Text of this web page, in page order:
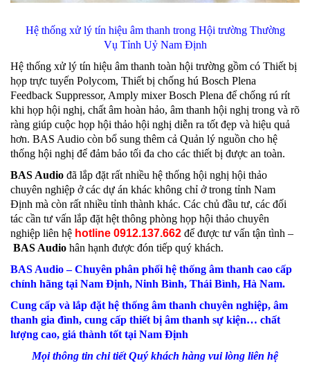
Hệ thống xử lý tín hiệu âm thanh trong Hội trường Thường
Vụ Tỉnh Uỷ Nam Định
Hệ thống xử lý tín hiệu âm thanh toàn hội trường gồm có Thiết bị
họp trực tuyến Polycom, Thiết bị chống hú Bosch Plena
Feedback Suppressor, Amply mixer Bosch Plena để chống rú rít
khi họp hội nghị, chất âm hoàn hảo, âm thanh hội nghị trong và rõ
ràng giúp cuộc họp hội thảo hội nghị diễn ra tốt đẹp và hiệu quả
hơn. BAS Audio còn bổ sung thêm cả Quản lý nguồn cho hệ
thống hội nghị để đảm bảo tối đa cho các thiết bị được an toàn.
BAS Audio đã lắp đặt rất nhiều hệ thống hội nghị hội thảo
chuyên nghiệp ở các dự án khác không chỉ ở trong tỉnh Nam
Định mà còn rất nhiều tỉnh thành khác. Các chủ đầu tư, các đối
tác cần tư vấn lắp đặt hệt thông phòng họp hội thảo chuyên
nghiệp liên hệ hotline 0912.137.662 để được tư vấn tận tình –
BAS Audio hân hạnh được đón tiếp quý khách.
BAS Audio – Chuyên phân phối hệ thống âm thanh cao cấp
chính hãng tại Nam Định, Ninh Bình, Thái Bình, Hà Nam.
Cung cấp và lắp đặt hệ thống âm thanh chuyên nghiệp, âm
thanh gia đình, cung cấp thiết bị âm thanh sự kiện… chất
lượng cao, giá thành tốt tại Nam Định
Mọi thông tin chi tiết Quý khách hàng vui lòng liên hệ